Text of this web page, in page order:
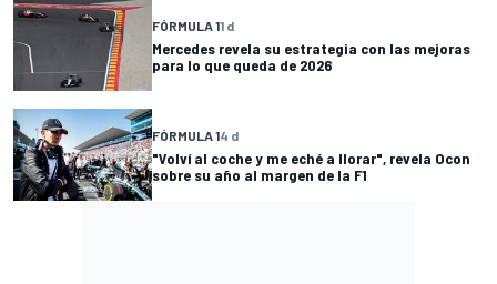
FÓRMULA 11 d
Mercedes revela su estrategia con las mejoras
para lo que queda de 2026
FÓRMULA 14 d
"Volví al coche y me eché a llorar", revela Ocon
sobre su año al margen de la F1